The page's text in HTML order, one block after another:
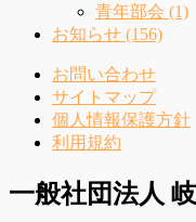
青年部会 (1)
お知らせ (156)
お問い合わせ
サイトマップ
個人情報保護方針
利用規約
一般社団法人